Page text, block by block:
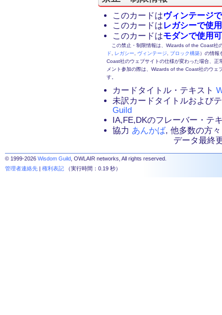
このカードはヴィンテージ
このカードはレガシーで使
このカードはモダンで使用
この禁止・制限情報は、Wizards of the Coast社
ド
レガシー ヴィンテージ ブロック構築）の情報
Coast社のウェブサイトの仕様が変わった場合、
メント参加の際は、Wizards of the Coast社のウェ
す。
カードタイトル・テキスト
未訳カードタイトルおよび
Guild
IA,FE,DKのフレーバー・テ
協力 あんかば, 他多数の方々
データ最終
© 1999-2026 Wisdom Guild , OWLAIR networks, All rights reserved.
管理者連絡先 | 権利表記 （実行時間：0.19 秒）